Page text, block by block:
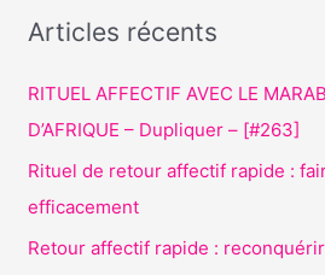
Articles récents
RITUEL AFFECTIF AVEC LE
D’AFRIQUE – Dupliquer – [#263]
Rituel de retour affectif rapide :
efficacement
Retour affectif rapide : reconquérir